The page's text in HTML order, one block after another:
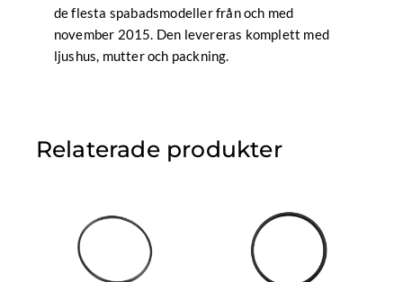
de flesta spabadsmodeller från och med
november 2015. Den levereras komplett med
ljushus, mutter och packning.
Relaterade produkter